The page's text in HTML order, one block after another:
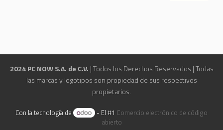
2024 PC NOW S.A. de C.V. | Todos los Derechos Reservados | Todas
las marcas y logotipos son propiedad de sus respectivos
propietarios.
Con la tecnología de - El #1 Comercio electrónico de código
abierto